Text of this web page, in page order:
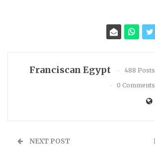
Franciscan Egypt
488 Posts
0 Comments
NEXT POST